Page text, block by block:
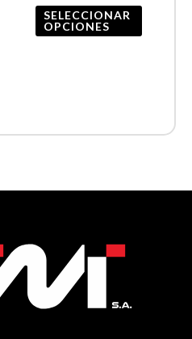
SELECCIONAR
OPCIONES
en
la